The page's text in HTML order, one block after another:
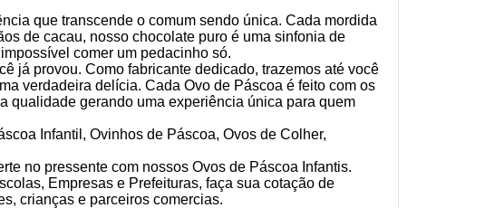
que transcende o comum sendo única. Cada mordida
de cacau, nosso chocolate puro é uma sinfonia de
comer um pedacinho só.
já provou. Como fabricante dedicado, trazemos até você
verdadeira delícia. Cada Ovo de Páscoa é feito com os
qualidade gerando uma experiência única para quem
Infantil, Ovinhos de Páscoa, Ovos de Colher,
no pressente com nossos Ovos de Páscoa Infantis.
Empresas e Prefeituras, faça sua cotação de
crianças e parceiros comercias.